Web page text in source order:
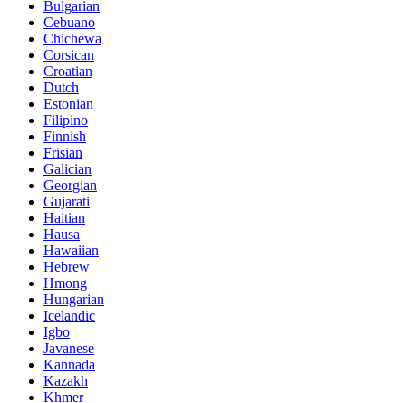
Bulgarian
Cebuano
Chichewa
Corsican
Croatian
Dutch
Estonian
Filipino
Finnish
Frisian
Galician
Georgian
Gujarati
Haitian
Hausa
Hawaiian
Hebrew
Hmong
Hungarian
Icelandic
Igbo
Javanese
Kannada
Kazakh
Khmer